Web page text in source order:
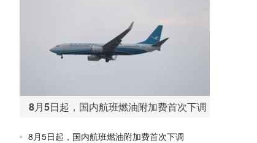
8月5日起，国内航班燃油附加费首次下调
8月5日起，国内航班燃油附加费首次下调